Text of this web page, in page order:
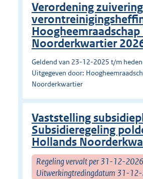
Verordening
Noorderkwartier
Geldend van 23-12-2025 t/m heden
Uitgegeven door:
Noorderkwartier
Vaststelling
Subsidieregeling
Hollands
Regeling vervalt per 31-12-2026
Uitwerkingtredingdatum 31-